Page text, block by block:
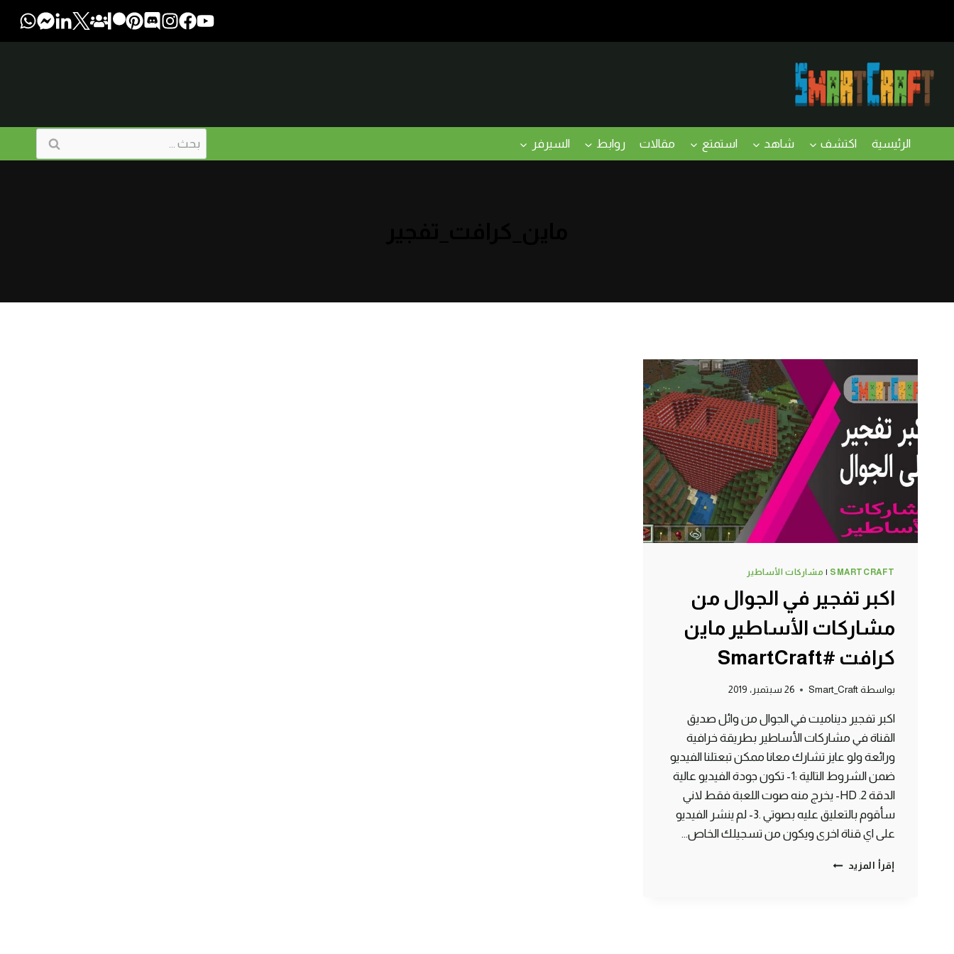
الرئيسية اكتشف شاهد استمتع مقالات روابط السيرفر
البحث
عن:
SMARTCRAFT
| مشاركات الأساطير
اكبر تفجير في الجوال من
مشاركات الأساطير ماين
كرافت #SmartCraft
بواسطة Smart_Craft 26 سبتمبر، 2019
اكبر تفجير ديناميت في الجوال من وائل صديق
القناة في مشاركات الأساطير بطريقة خرافية
ورائعة ولو عايز تشارك معانا ممكن تبعتلنا الفيديو
ضمن الشروط التالية :1- تكون جودة الفيديو عالية
الدقة HD .2- يخرج منه صوت اللعبة فقط لاني
سأقوم بالتعليق عليه بصوتي .3- لم ينشر الفيديو
على اي قناة اخرى ويكون من تسجيلك الخاص…
إقرأ المزيد اكبر